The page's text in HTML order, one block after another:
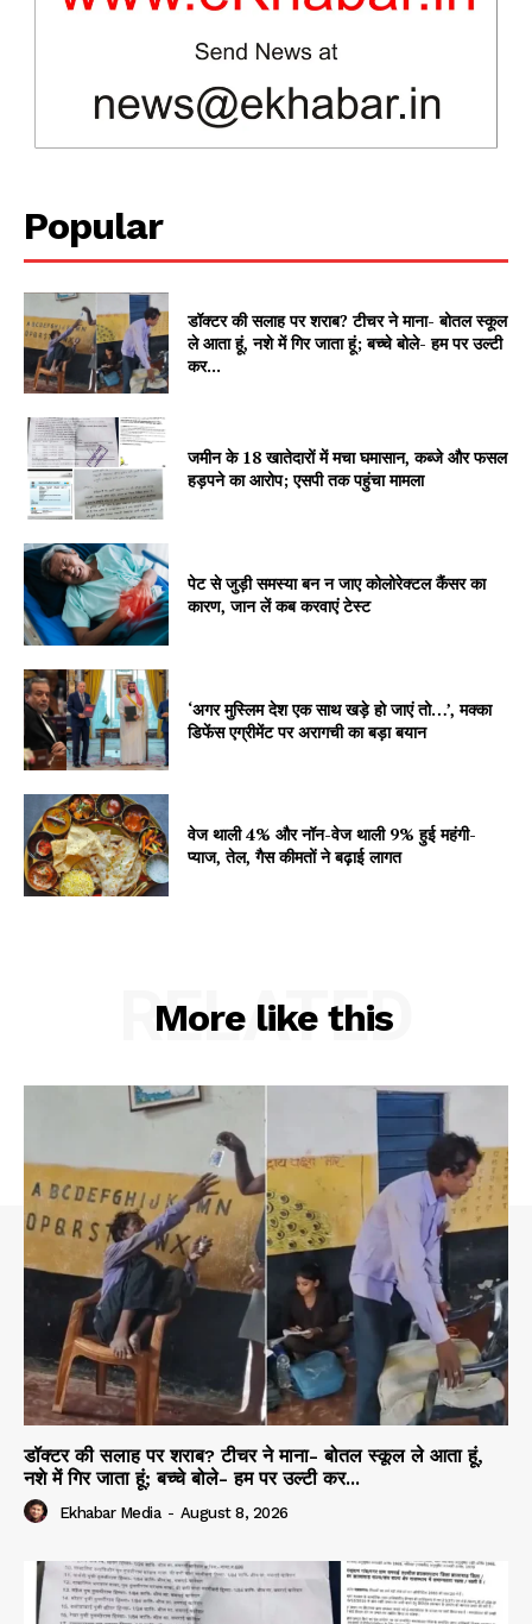
Magazine PRO
SUBSCRIBE NOW
Company
About
Contact us
Subscription Plans
Popular
डॉक्टर की सलाह पर शराब? टीचर ने माना- बोतल स्कूल
ले आता हूं, नशे में गिर जाता हूं; बच्चे बोले- हम पर उल्टी
कर...
जमीन के 18 खातेदारों में मचा घमासान, कब्जे और फसल
हड़पने का आरोप; एसपी तक पहुंचा मामला
पेट से जुड़ी समस्या बन न जाए कोलोरेक्टल कैंसर का
कारण, जान लें कब करवाएं टेस्ट
‘अगर मुस्लिम देश एक साथ खड़े हो जाएं तो…’, मक्का
डिफेंस एग्रीमेंट पर अरागची का बड़ा बयान
वेज थाली 4% और नॉन-वेज थाली 9% हुई महंगी-
प्याज, तेल, गैस कीमतों ने बढ़ाई लागत
More like this
RELATED
डॉक्टर की सलाह पर शराब? टीचर ने माना- बोतल स्कूल ले आता हूं,
नशे में गिर जाता हूं; बच्चे बोले- हम पर उल्टी कर...
Ekhabar Media - August 8, 2026